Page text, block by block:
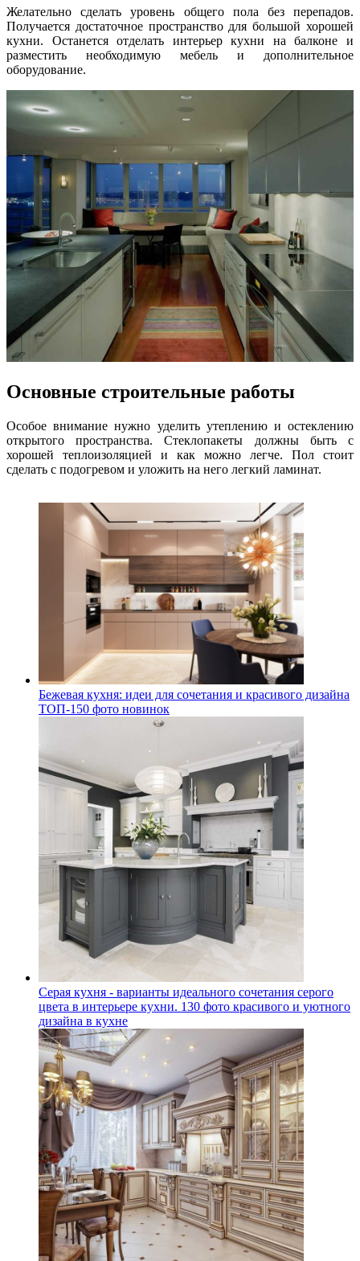
Желательно сделать уровень общего пола без перепадов.
Получается достаточное пространство для большой хорошей
кухни. Останется отделать интерьер кухни на балконе и
разместить необходимую мебель и дополнительное
оборудование.
Основные строительные работы
Особое внимание нужно уделить утеплению и остеклению
открытого пространства. Стеклопакеты должны быть с
хорошей теплоизоляцией и как можно легче. Пол стоит
сделать с подогревом и уложить на него легкий ламинат.
Бежевая кухня: идеи для сочетания и красивого дизайна
ТОП-150 фото новинок
Серая кухня - варианты идеального сочетания серого
цвета в интерьере кухни. 130 фото красивого и уютного
дизайна в кухне